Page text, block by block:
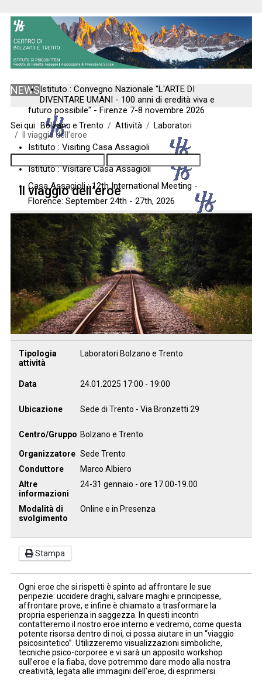
NEWSIstituto : Convegno Nazionale "L'ARTE DI
DIVENTARE UMANI - 100 anni di eredità viva e
futuro possibile" - Firenze 7-8 novembre 2026
Istituto : Visiting Casa Assagioli
Istituto : Visitare Casa Assagioli
Casa Assagioli : 12th International Meeting -
Florence: September 24th - 27th, 2026
Sei qui: Bolzano e Trento Attività
Laboratori
Il viaggio dell’eroe
Il viaggio dell’eroe
Tipologia
attività
Laboratori Bolzano e Trento
Data 24.01.2025 17:00 - 19:00
Ubicazione Sede di Trento - Via Bronzetti 29
Centro/Gruppo Bolzano e Trento
Organizzatore Sede Trento
Conduttore
Marco Albiero
Altre
informazioni
24-31 gennaio - ore 17.00-19.00
Modalità di
svolgimento
Online e in Presenza
Stampa
Ogni eroe che si rispetti è spinto ad affrontare le sue
peripezie: uccidere draghi, salvare maghi e principesse,
affrontare prove, e infine è chiamato a trasformare la
propria esperienza in saggezza. In questi incontri
contatteremo il nostro eroe interno e vedremo, come questa
potente risorsa dentro di noi, ci possa aiutare in un “viaggio
psicosintetico”. Utilizzeremo visualizzazioni simboliche,
tecniche psico-corporee e vi sarà un apposito workshop
sull’eroe e la fiaba, dove potremmo dare modo alla nostra
creatività, legata alle immagini dell’eroe, di esprimersi.